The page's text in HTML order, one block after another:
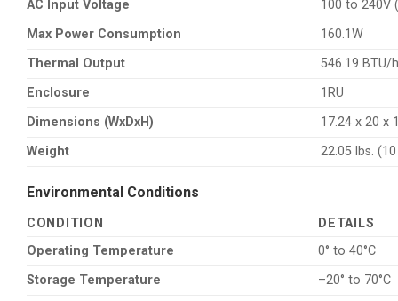
AC Input Voltage
100 to 240V
Max Power Consumption
160.1W
Thermal Output
546.19 BTU/
Enclosure
1RU
Dimensions (WxDxH)
17.24 x 20 x
Weight
22.05 lbs.
Environmental Conditions
CONDITION
DETAILS
Operating Temperature
0° to 40°C
Storage Temperature
–20° to 70°C